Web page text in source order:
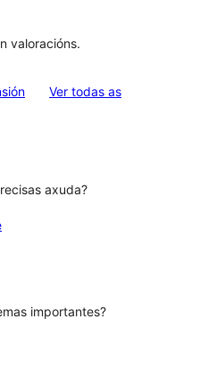
valoracións.
Ver todas asvaloracións
axuda?
importantes?